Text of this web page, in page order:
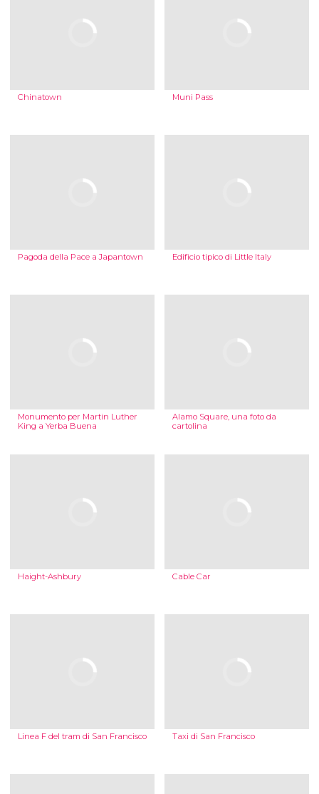
Chinatown Muni Pass
Pagoda della Pace a Japantown Edificio tipico di Little Italy
Monumento per Martin Luther
King a Yerba Buena
Alamo Square, una foto da
cartolina
Haight-Ashbury Cable Car
Linea F del tram di San Francisco Taxi di San Francisco